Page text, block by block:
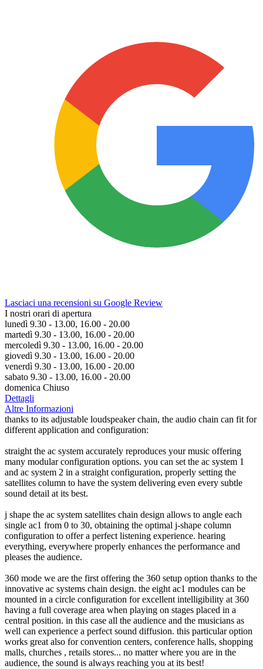
Lasciaci una recensioni su Google Review
I nostri orari di apertura
lunedì 9.30 - 13.00, 16.00 - 20.00
martedì 9.30 - 13.00, 16.00 - 20.00
mercoledì 9.30 - 13.00, 16.00 - 20.00
giovedì 9.30 - 13.00, 16.00 - 20.00
venerdì 9.30 - 13.00, 16.00 - 20.00
sabato 9.30 - 13.00, 16.00 - 20.00
domenica Chiuso
Dettagli
Altre Informazioni
thanks to its adjustable loudspeaker chain, the audio chain can fit for
different application and configuration:
straight the ac system accurately reproduces your music offering
many modular configuration options. you can set the ac system 1
and ac system 2 in a straight configuration, properly setting the
satellites column to have the system delivering even every subtle
sound detail at its best.
j shape the ac system satellites chain design allows to angle each
single ac1 from 0 to 30, obtaining the optimal j-shape column
configuration to offer a perfect listening experience. hearing
everything, everywhere properly enhances the performance and
pleases the audience.
360 mode we are the first offering the 360 setup option thanks to the
innovative ac systems chain design. the eight ac1 modules can be
mounted in a circle configuration for excellent intelligibility at 360
having a full coverage area when playing on stages placed in a
central position. in this case all the audience and the musicians as
well can experience a perfect sound diffusion. this particular option
works great also for convention centers, conference halls, shopping
malls, churches , retails stores... no matter where you are in the
audience, the sound is always reaching you at its best!